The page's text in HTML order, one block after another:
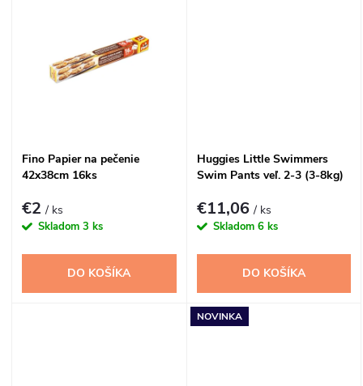
o
v
o
v
Fino Papier na pečenie
42x38cm 16ks
€2/ ks
Skladom 3 ks
DO KOŠÍKA
Huggies Little Swimmers
Swim Pants veľ. 2-3 (3-8kg)
€11,06/ ks
Skladom 6 ks
DO KOŠÍKA
NOVINKA